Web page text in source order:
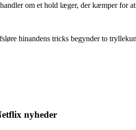
om et hold læger, der kæmper for
hinandens tricks begynder to
nyheder